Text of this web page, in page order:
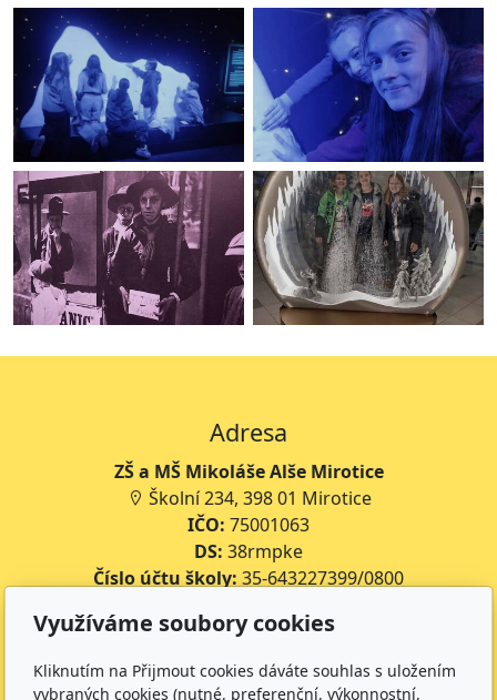
Adresa
ZŠ a MŠ Mikoláše Alše Mirotice
Školní 234, 398 01 Mirotice
IČO: 75001063
DS: 38rmpke
Číslo účtu školy: 35-643227399/0800
Kontakt
Využíváme soubory cookies
Kliknutím na Přijmout cookies dáváte souhlas s uložením
vybraných cookies (nutné, preferenční, výkonnostní,